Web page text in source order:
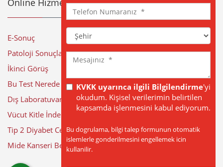
Telefon
Numaranız
Şehir
Mesajınız
KVKK uyarınca ilgili Bilgilendirme'yi
okudum. Kişisel verilerimin belirtilen
kapsamda işlenmesini kabul ediyorum.
Bu dogrulama, bilgi talep formunun otomatik
islemlerle gonderilmesini engellemek icin
kullanilir.
Online Hizmetler
E-Sonuç
Patoloji Sonuçları
İkinci Görüş
Bu Test Nerede Yapılıyor?
Dış Laboratuvar Sonuçları
Vücut Kitle İndeksi Hesaplama
Tip 2 Diyabet Cerrahisi
Mide Kanseri Belirtileri